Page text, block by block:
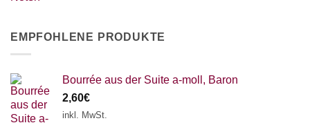
EMPFOHLENE PRODUKTE
Bourrée aus der Suite a-moll, Baron
2,60€
inkl. MwSt.